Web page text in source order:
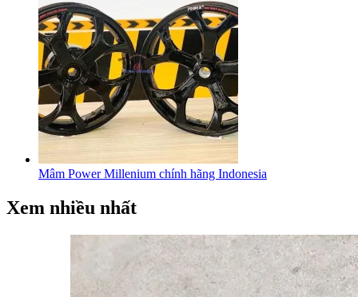
Mâm Power Millenium chính hãng Indonesia
Xem nhiều nhất